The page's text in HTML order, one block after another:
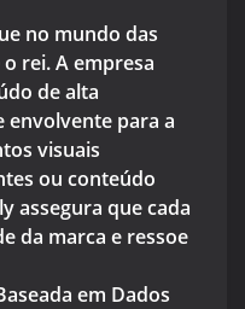
no mundo das
rei. A empresa
de alta
envolvente para a
visuais
ou conteúdo
assegura que cada
da marca e ressoe
em Dados